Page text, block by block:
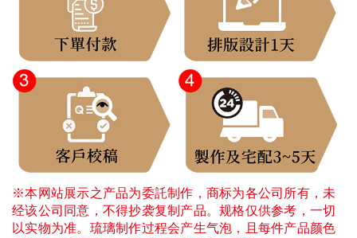
※本网站展示之产品为委託制作，商标为各公司所有，未
经该公司同意，不得抄袭复制产品。规格仅供参考，一切
以实物为准。琉璃制作过程会产生气泡，且每件产品颜色